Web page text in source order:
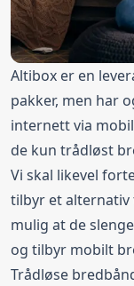
Altibox er en
pakker, men har
internett via
de kun trådløst
Vi skal likevel
tilbyr et alternativ
mulig at de
og tilbyr mobilt
Trådløse